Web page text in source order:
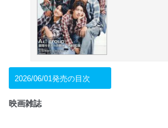
2026/06/01発売の目次
映画雑誌